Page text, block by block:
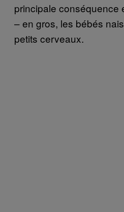
principale conséquence
– en gros, les bébés
petits cerveaux.